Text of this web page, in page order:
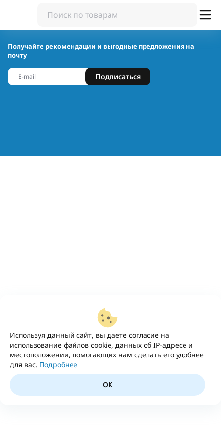
Используя данный сайт, вы даете согласие на
использование файлов cookie, данных об IP-адресе и
местоположении, помогающих нам сделать его удобнее
для вас. Подробнее
OK
Получайте рекомендации и выгодные предложения на
почту
Подписаться